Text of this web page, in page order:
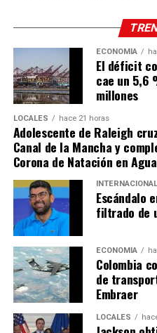
ECONOMÍA
El déficit
cae un 5,6
millones
LOCALES hace 21 horas
Adolescente de Raleigh
Canal de la Mancha y
Corona de Natación en
Escándalo
filtrado de
ECONOMÍA
Colombia
de
Embraer
LOCALES